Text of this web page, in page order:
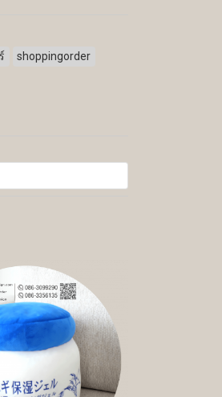
shoppingorder